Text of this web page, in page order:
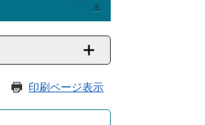
印刷ページ表示